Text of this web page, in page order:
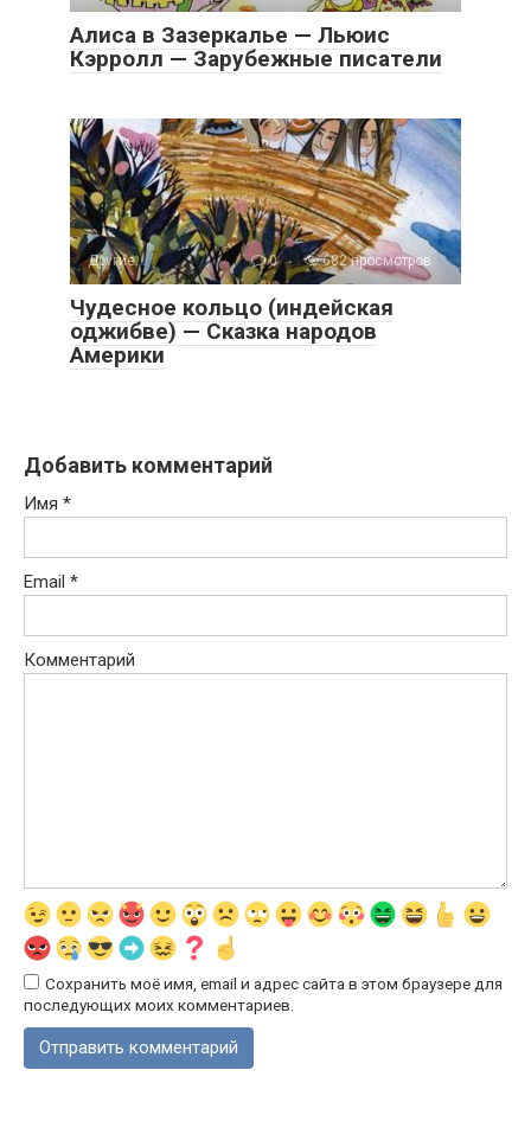
Алиса в Зазеркалье — Льюис
Кэрролл — Зарубежные писатели
Другие... 0 682 просмотров
Чудесное кольцо (индейская
оджибве) — Сказка народов
Америки
Добавить комментарий
Имя *
Email *
Комментарий
Сохранить моё имя, email и адрес сайта в этом браузере для
последующих моих комментариев.